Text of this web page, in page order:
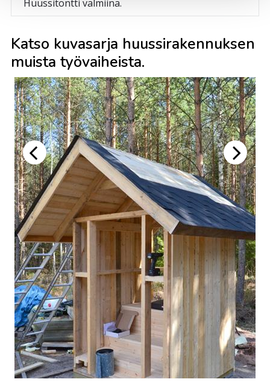
Huussitontti valmiina.
Katso kuvasarja huussirakennuksen
muista työvaiheista.